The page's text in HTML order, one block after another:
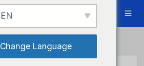
EN
Change Language